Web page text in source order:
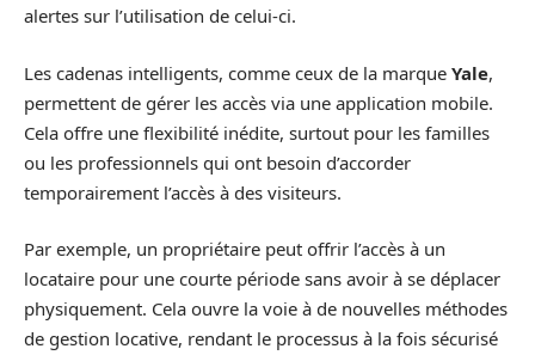
alertes sur l’utilisation de celui-ci.
Les cadenas intelligents, comme ceux de la marque Yale,
permettent de gérer les accès via une application mobile.
Cela offre une flexibilité inédite, surtout pour les familles
ou les professionnels qui ont besoin d’accorder
temporairement l’accès à des visiteurs.
Par exemple, un propriétaire peut offrir l’accès à un
locataire pour une courte période sans avoir à se déplacer
physiquement. Cela ouvre la voie à de nouvelles méthodes
de gestion locative, rendant le processus à la fois sécurisé